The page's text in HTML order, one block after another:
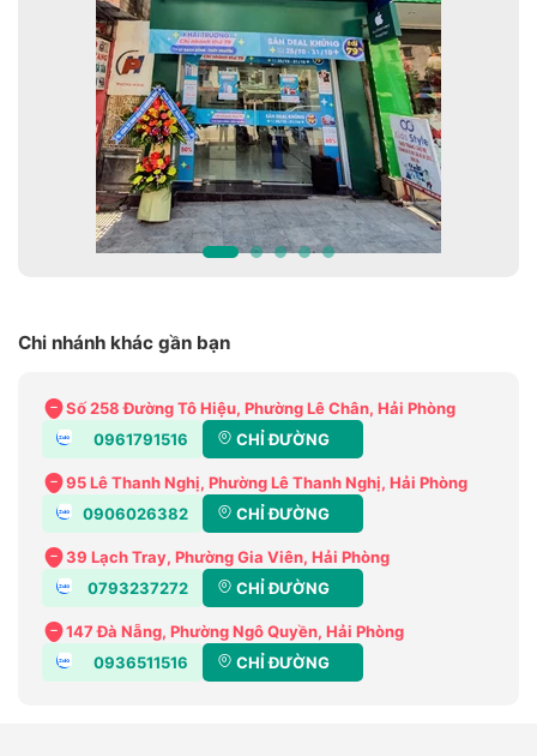
Chi nhánh khác gần bạn
Số 258 Đường Tô Hiệu, Phường Lê Chân, Hải Phòng
0961791516
CHỈ ĐƯỜNG
95 Lê Thanh Nghị, Phường Lê Thanh Nghị, Hải Phòng
0906026382
CHỈ ĐƯỜNG
39 Lạch Tray, Phường Gia Viên, Hải Phòng
0793237272
CHỈ ĐƯỜNG
147 Đà Nẵng, Phường Ngô Quyền, Hải Phòng
0936511516
CHỈ ĐƯỜNG